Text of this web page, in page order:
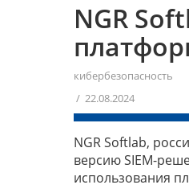
NGR
кибербезопасность
/ 22.08.2024
NGR Softlab,
версию SIEM-
использования